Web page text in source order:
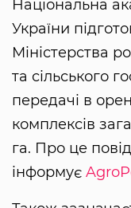
Національна
України
Міністерства
та сільського
передачі в
комплексів
га. Про це
інформує